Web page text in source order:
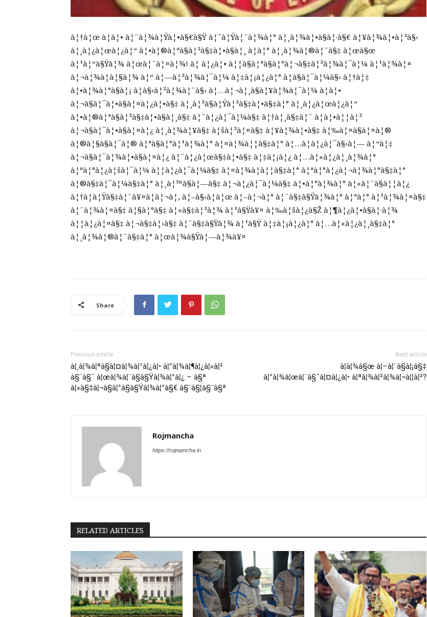
à¦†à¦œ à¦à¦• à¦¨à¦¾à¦Ÿà¦•à§€à§Ÿ à¦˜à¦Ÿà¦¨à¦¾à¦° à¦¸à¦¾à¦•à§à¦·à§€ à¦¥à¦¾à¦•à¦²à§‹
à¦¸à¦¿à¦œà¦¿à¦“ à¦•à¦®à¦ªà§à¦²à§‡à¦•à§à¦¸ à¦à¦° à¦¸à¦¾à¦®à¦¨à§‡ à¦œà§œ
à¦¹à¦“à§Ÿà¦¾ à¦œà¦¨à¦¤à¦¾! à¦ à¦¿à¦• à¦¦à§à¦ªà§à¦°à¦¬à§‡à¦²à¦¾à¦¯à¦¼ à¦¹à¦¾à¦¤
à¦¬à¦¾à¦à¦§à¦¾ à¦“ à¦—à¦²à¦¾à¦¯à¦¼ à¦‡à¦¡à¦¿à¦° à¦­à§à¦¯à¦¼à§‹ à¦†à¦‡
à¦•à¦¾à¦°à§à¦¡ à¦à§‹à¦²à¦¾à¦¨à§‹ à¦…à¦¬à¦¸à§à¦¥à¦¾à¦¯à¦¼ à¦à¦•
à¦¬à§à¦¯à¦•à§à¦¤à¦¿à¦•à§‡ à¦¸à¦²à§à¦Ÿà¦²à§‡à¦•à§‡à¦° à¦¸à¦¿à¦œà¦¿à¦“
à¦•à¦®à¦ªà§à¦²à§‡à¦•à§à¦¸à§‡ à¦¨à¦¿à¦¯à¦¼à§‡ à¦†à¦¸à§‡à¦¨ à¦à¦•à¦¦à¦²
à¦¬à§à¦¯à¦•à§à¦¤à¦¿ à¦¸à¦¾à¦¥à§‡ à¦šà¦²à¦¤à§‡ à¦¥à¦¾à¦•à§‡ à¦‰à¦¤à§à¦¤à¦®
à¦®à¦§à§à¦¯à¦® à¦ªà§à¦°à¦¹à¦¾à¦° à¦¤à¦¾à¦¦à§‡à¦° à¦…à¦­à¦¿à¦¯à§‹à¦— à¦“à¦‡
à¦¬à§à¦¯à¦¾à¦•à§à¦¤à¦¿ à¦¨à¦¿à¦œà§‡à¦•à§‡ à¦‡à¦¡à¦¿ à¦…à¦«à¦¿à¦¸à¦¾à¦°
à¦ªà¦°à¦¿à¦šà¦¯à¦¼ à¦¦à¦¿à¦¯à¦¼à§‡ à¦¤à¦¾à¦à¦¦à§‡à¦° à¦ªà¦°à¦¿à¦¬à¦¾à¦°à§‡à¦°
à¦®à§‡à¦¯à¦¼à§‡à¦° à¦¸à¦™à§à¦—à§‡ à¦¬à¦¿à¦¯à¦¼à§‡ à¦•à¦°à¦¾à¦° à¦«à¦¨à§à¦¦à¦¿
à¦†à¦à¦Ÿà§‡à¦¨à¥¤à¦à¦¬à¦‚ à¦–à§‹à¦à¦œ à¦–à¦¬à¦° à¦¨à§‡à§Ÿà¦¾à¦° à¦ªà¦° à¦¹à¦¾à¦¤à§‡
à¦¨à¦¾à¦¤à§‡ à¦§à¦°à§‡ à¦«à§‡à¦²à¦¾ à¦¹à§Ÿà¥¤ à¦‰à¦šà¦¿à§Ž à¦¶à¦¿à¦•à§à¦·à¦¾
à¦¦à¦¿à¦¤à§‡ à¦¬à§‡à¦›à§‡ à¦¨à§‡à§Ÿà¦¾ à¦¹à§Ÿ à¦‡à¦¡à¦¿à¦° à¦…à¦«à¦¿à¦¸à§‡à¦°
à¦¸à¦¾à¦®à¦¨à§‡à¦° à¦œà¦¾à§Ÿà¦—à¦¾à¥¤
Share
Previous article
à¦¸à¦¾à¦ªà§à¦¤à¦¾à¦¹à¦¿à¦• à¦°à¦¾à¦¶à¦¿à¦«à¦²
à§¨à§¯ à¦œà¦¾à¦¨à§à§Ÿà¦¾à¦°à¦¿ – à§ª
à¦«à§‡à¦¬à§à¦°à§à§Ÿà¦¾à¦°à§€ à§¨à§¦à§¨à§ª
Next article
à¦à¦¾à§œ à¦–à¦¨à§à¦¡à§‡
à¦°à¦¾à¦œà¦¨à§ˆà¦¤à¦¿à¦• à¦ªà¦¾à¦²à¦¾à¦¬à¦¦à¦²?
Rojmancha
https://rojnamcha.in
RELATED ARTICLES